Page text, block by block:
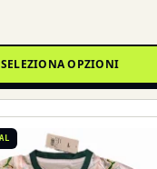
SELEZIONA OPZIONI